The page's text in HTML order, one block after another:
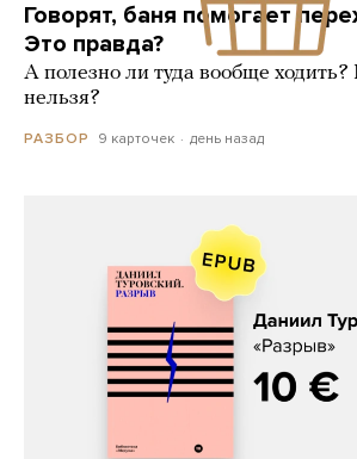
Говорят, баня помогает
Это правда?
А полезно ли туда вообще
нельзя?
РАЗБОР 9 карточек день назад